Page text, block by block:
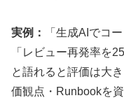
実例：
「生成AIでコ
「レビュー再発率を
と語れると評価は大
価観点・Runbookを